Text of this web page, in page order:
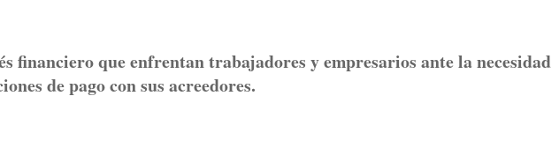
financiero que enfrentan trabajadores y empresarios ante la necesidad
de pago con sus acreedores.